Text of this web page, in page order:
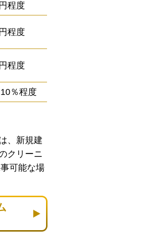
程度
程度
程度
10％程度
、新規建
クリーニ
可能な場